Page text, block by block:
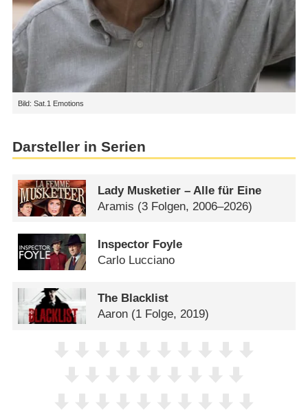
Bild: Sat.1 Emotions
Darsteller in Serien
Lady Musketier – Alle für Eine
Aramis (3 Folgen, 2006–2026)
Inspector Foyle
Carlo Lucciano
The Blacklist
Aaron (1 Folge, 2019)